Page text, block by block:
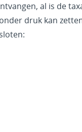
al is de
druk kan